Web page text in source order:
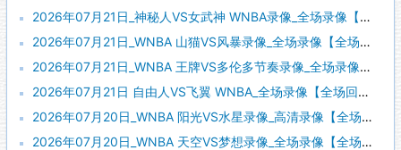
2026年07月21日_神秘人VS女武神 WNBA录像_全场录像【视频集锦】
2026年07月21日_WNBA 山猫VS风暴录像_全场录像【全场回放】
2026年07月21日_WNBA 王牌VS多伦多节奏录像_全场录像【视频集锦】
2026年07月21日 自由人VS飞翼 WNBA_全场录像【全场回放】
2026年07月20日_WNBA 阳光VS水星录像_高清录像【全场回放】
2026年07月20日_WNBA 天空VS梦想录像_全场录像【全场回放】